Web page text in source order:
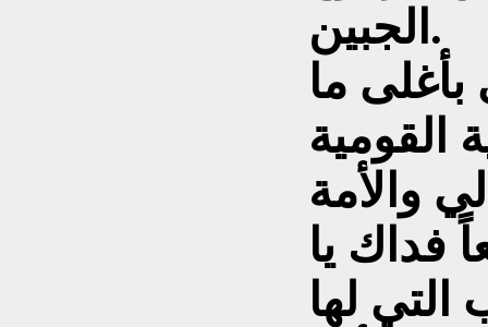
الجبين.
ما
القومية
والأمة
فداك يا
التي لها